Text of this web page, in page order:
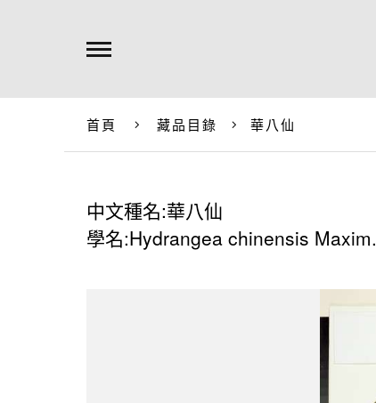
首頁 藏品目錄 華八仙
中文種名:華八仙
學名:Hydrangea chinensis Maxim.